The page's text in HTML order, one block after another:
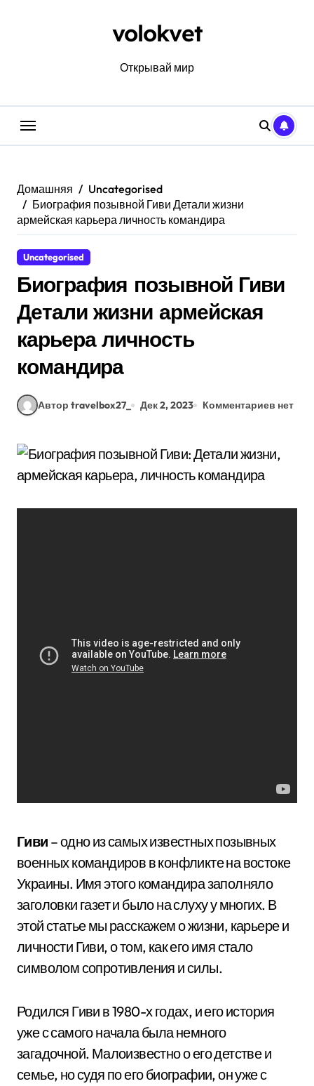
volokvet
Открывай мир
Домашняя
Uncategorised
Биография позывной Гиви Детали жизни
армейская карьера личность командира
Uncategorised
Биография позывной Гиви
Детали жизни армейская
карьера личность
командира
Автор travelbox27_ Дек 2, 2023 Комментариев нет
Гиви – одно из самых известных позывных
военных командиров в конфликте на востоке
Украины. Имя этого командира заполняло
заголовки газет и было на слуху у многих. В
этой статье мы расскажем о жизни, карьере и
личности Гиви, о том, как его имя стало
символом сопротивления и силы.
Родился Гиви в 1980-х годах, и его история
уже с самого начала была немного
загадочной. Малоизвестно о его детстве и
семье, но судя по его биографии, он уже с